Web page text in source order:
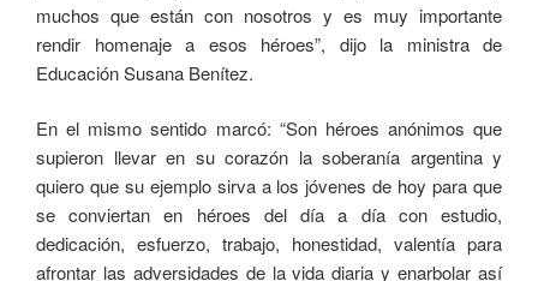
muchos que están con nosotros y es muy importante
rendir homenaje a esos héroes”, dijo la ministra de
Educación Susana Benítez.
En el mismo sentido marcó: “Son héroes anónimos que
supieron llevar en su corazón la soberanía argentina y
quiero que su ejemplo sirva a los jóvenes de hoy para que
se conviertan en héroes del día a día con estudio,
dedicación, esfuerzo, trabajo, honestidad, valentía para
afrontar las adversidades de la vida diaria y enarbolar así